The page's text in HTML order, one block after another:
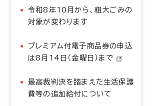
令和8年10月から、粗大ごみの
対象が変わります
プレミアム付電子商品券の申込
は8月14日（金曜日）まで
最高裁判決を踏まえた生活保護
費等の追加給付について